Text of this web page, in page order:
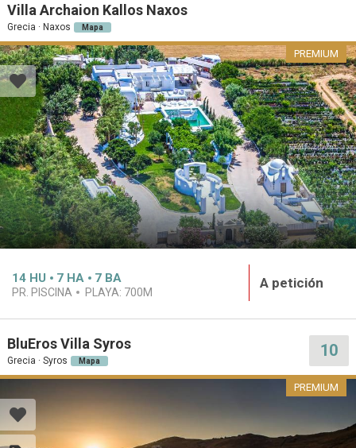
Villa Archaion Kallos Naxos
Grecia · Naxos Mapa
PREMIUM
14 HU 7 HA 7 BA
PR. PISCINA PLAYA: 700M
A petición
BluEros Villa Syros
Grecia · Syros Mapa
10
PREMIUM